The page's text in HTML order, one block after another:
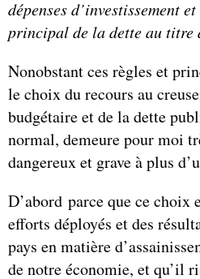
dépenses d’investissement
principal de la dette au titre
Nonobstant ces règles et
le choix du recours au
budgétaire et de la dette
normal, demeure pour moi
dangereux et grave à plus
D’abord parce que ce choix
efforts déployés et des
pays en matière
de notre économie, et qu’il